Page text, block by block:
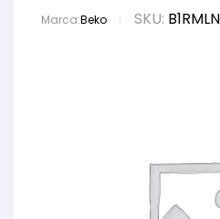
Marca:Beko SKU: